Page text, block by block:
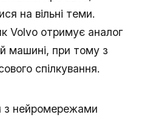
на вільні теми.
Volvo отримує аналог
машині, при тому з
спілкування.
з нейромережами